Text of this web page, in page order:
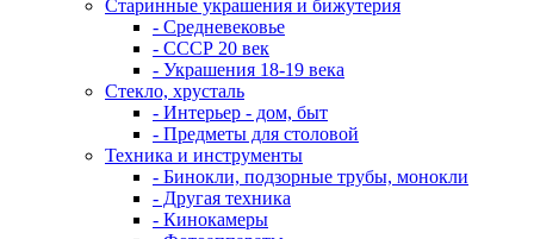
Старинные украшения и бижутерия
- Средневековье
- СССР 20 век
- Украшения 18-19 века
Стекло, хрусталь
- Интерьер - дом, быт
- Предметы для столовой
Техника и инструменты
- Бинокли, подзорные трубы, монокли
- Другая техника
- Кинокамеры